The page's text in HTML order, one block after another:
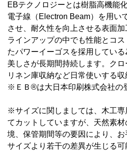
EBテクノロジーとは樹脂高機能
電子線（Electron Beam）を用い
させ、耐久性を向上させる表面
ラインアップの中でも性能とコ
たパワーイーゴスを採用している
美しさが長期間持続します。クロ
リネン庫収納など日常使いする収
※ＥＢ®︎は大日本印刷株式会社の
※サイズに関しましては、木工専
てカットしていますが、天然素
境、保管期間等の要因により、
サイズより若干の差異が生じる